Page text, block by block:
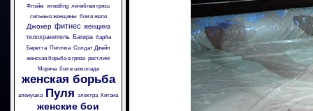
Флэйм wrestling лечебная грязь
сильные женщины бои в желе
Джокер фитнес женщина
телохранитель Багира барби
Беретта Пяточка Солдат Джейн
женская борьба в грязи рестлинг
Моряча бои в шоколаде
женская борьба
аленушка Пуля электра Китана
женские бои